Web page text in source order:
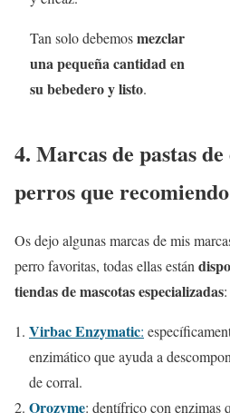
Tan solo debemosmezclar
una pequeña cantidad en
su bebedero y listo.
4. Marcas de pastas
perros que recomiendo
Os dejo algunas marcas de mis
perro favoritas, todas ellas están
tiendas de mascotas especializadas:
Virbac Enzymatic:
enzimático que ayuda a
de corral.
Orozyme: dentífrico con enzimas